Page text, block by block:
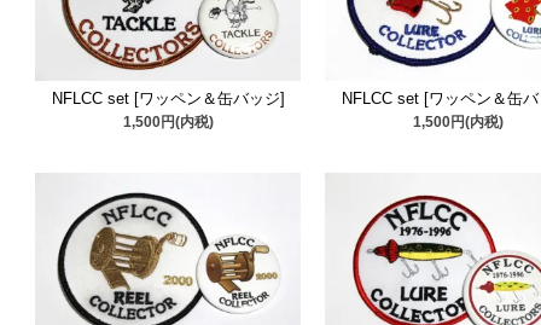
NFLCC set [ワッペン＆缶バッジ]
1,500円(内税)
NFLCC set [ワッペン＆缶
1,500円(内税)